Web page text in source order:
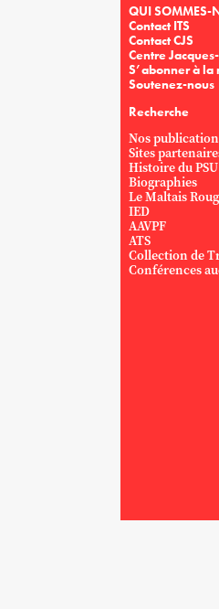
QUI SOMMES-
Contact ITS
Contact CJS
Centre
S’abonner à
Soutenez-nous
Recherche
Nos
Sites
Histoire du PSU
Biographies
Le Maltais
IED
AAVPF
ATS
Collection de
Conférences